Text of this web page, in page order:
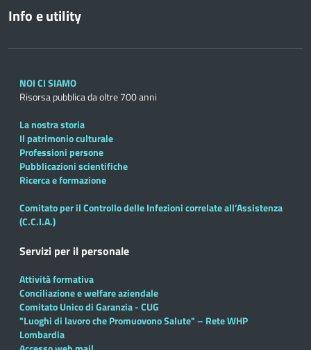
Info e utility
NOI CI SIAMO
Risorsa pubblica da oltre 700 anni
La nostra storia
Il patrimonio culturale
Professioni persone
Pubblicazioni scientifiche
Ricerca e formazione
Comitato per il Controllo delle Infezioni correlate all’Assistenza
(C.C.I.A.)
Servizi per il personale
Attività formativa
Conciliazione e welfare aziendale
Comitato Unico di Garanzia - CUG
"Luoghi di lavoro che Promuovono Salute" – Rete WHP
Lombardia